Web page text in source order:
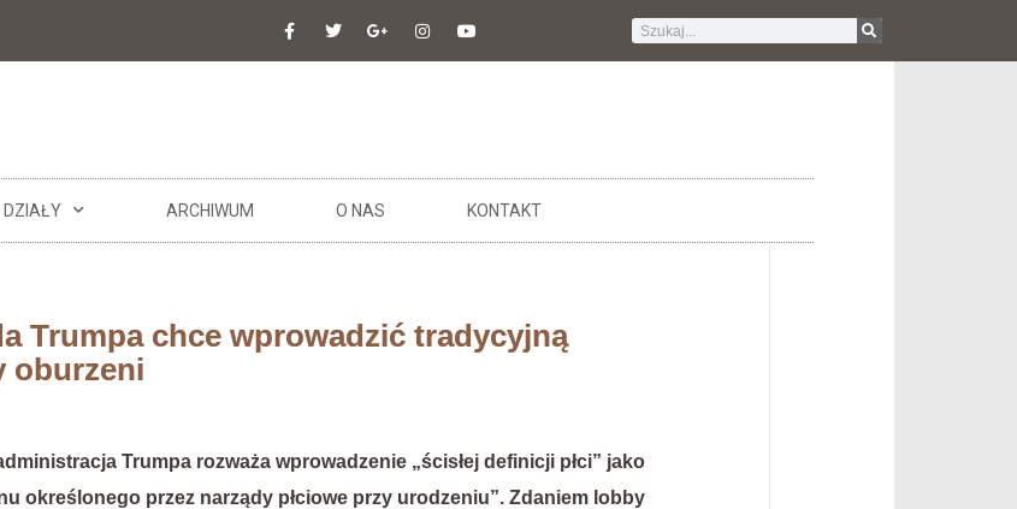
DZIAŁY ARCHIWUM O NAS KONTAKT
Trumpa chce wprowadzić tradycyjną
oburzeni
Trumpa rozważa wprowadzenie „ścisłej definicji płci” jako
określonego przez narządy płciowe przy urodzeniu”. Zdaniem lobby